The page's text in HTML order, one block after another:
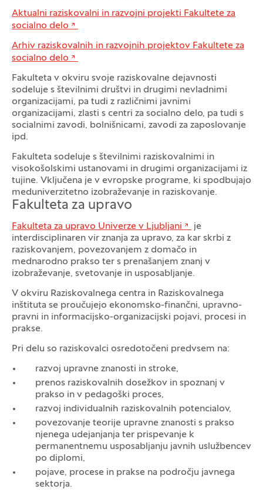
Aktualni raziskovalni in razvojni projekti Fakultete za
socialno delo
Arhiv raziskovalnih in razvojnih projektov Fakultete za
socialno delo
Fakulteta v okviru svoje raziskovalne dejavnosti
sodeluje s številnimi društvi in drugimi nevladnimi
organizacijami, pa tudi z različnimi javnimi
organizacijami, zlasti s centri za socialno delo, pa tudi s
socialnimi zavodi, bolnišnicami, zavodi za zaposlovanje
ipd.
Fakulteta sodeluje s številnimi raziskovalnimi in
visokošolskimi ustanovami in drugimi organizacijami iz
tujine. Vključena je v evropske programe, ki spodbujajo
meduniverzitetno izobraževanje in raziskovanje.
Fakulteta za upravo
Fakulteta za upravo Univerze v Ljubljani
je
interdisciplinaren vir znanja za upravo, za kar skrbi z
raziskovanjem, povezovanjem z domačo in
mednarodno prakso ter s prenašanjem znanj v
izobraževanje, svetovanje in usposabljanje.
V okviru Raziskovalnega centra in Raziskovalnega
inštituta se proučujejo ekonomsko-finančni, upravno-
pravni in informacijsko-organizacijski pojavi, procesi in
prakse.
Pri delu so raziskovalci osredotočeni predvsem na:
razvoj upravne znanosti in stroke,
prenos raziskovalnih dosežkov in spoznanj v
prakso in v pedagoški proces,
razvoj individualnih raziskovalnih potencialov,
povezovanje teorije upravne znanosti s prakso
njenega udejanjanja ter prispevanje k
permanentnemu usposabljanju javnih uslužbencev
po diplomi,
pojave, procese in prakse na področju javnega
sektorja.